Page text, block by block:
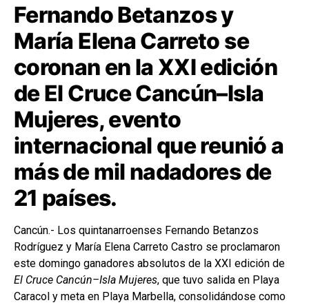
Fernando Betanzos y
María Elena Carreto se
coronan en la XXI edición
de El Cruce Cancún–Isla
Mujeres, evento
internacional que reunió a
más de mil nadadores de
21 países.
Cancún.- Los quintanarroenses Fernando Betanzos
Rodríguez y María Elena Carreto Castro se proclamaron
este domingo ganadores absolutos de la XXI edición de
El Cruce Cancún–Isla Mujeres, que tuvo salida en Playa
Caracol y meta en Playa Marbella, consolidándose como